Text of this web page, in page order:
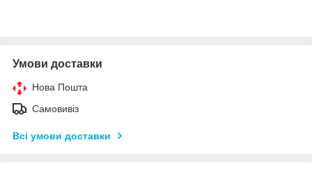
Умови доставки
Нова Пошта
Самовивіз
Всі умови доставки